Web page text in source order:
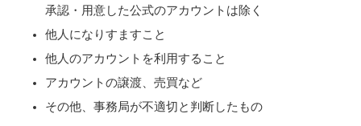
承認・用意した公式のアカウントは除く
他人になりすますこと
他人のアカウントを利用すること
アカウントの譲渡、売買など
その他、事務局が不適切と判断したもの